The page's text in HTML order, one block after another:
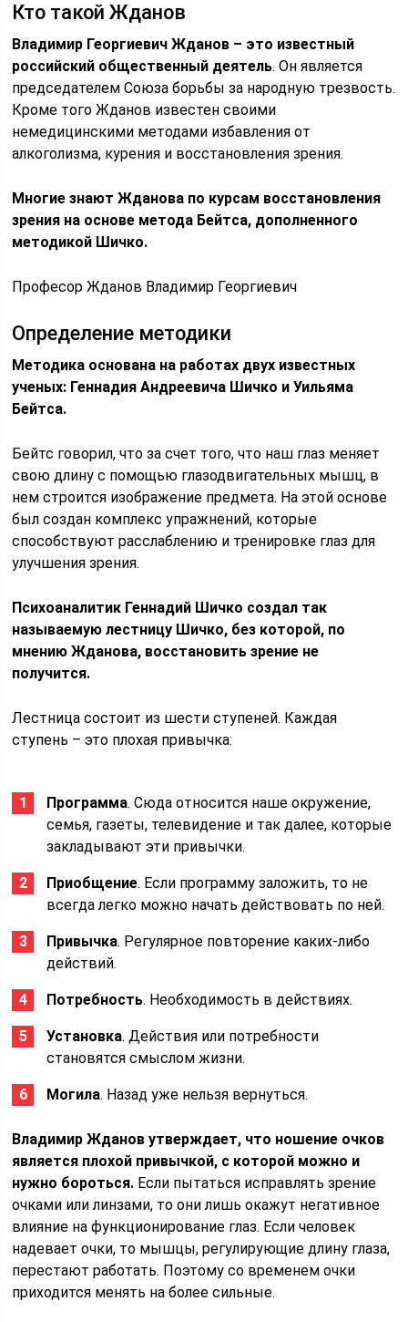
Кто такой Жданов
Владимир Георгиевич Жданов – это известный
российский общественный деятель. Он является
председателем Союза борьбы за народную трезвость.
Кроме того Жданов известен своими
немедицинскими методами избавления от
алкоголизма, курения и восстановления зрения.
Многие знают Жданова по курсам восстановления
зрения на основе метода Бейтса, дополненного
методикой Шичко.
Професор Жданов Владимир Георгиевич
Определение методики
Методика основана на работах двух известных
ученых: Геннадия Андреевича Шичко и Уильяма
Бейтса.
Бейтс говорил, что за счет того, что наш глаз меняет
свою длину с помощью глазодвигательных мышц, в
нем строится изображение предмета. На этой основе
был создан комплекс упражнений, которые
способствуют расслаблению и тренировке глаз для
улучшения зрения.
Психоаналитик Геннадий Шичко создал так
называемую лестницу Шичко, без которой, по
мнению Жданова, восстановить зрение не
получится.
Лестница состоит из шести ступеней. Каждая
ступень – это плохая привычка:
Программа. Сюда относится наше окружение,
семья, газеты, телевидение и так далее, которые
закладывают эти привычки.
Приобщение. Если программу заложить, то не
всегда легко можно начать действовать по ней.
Привычка. Регулярное повторение каких-либо
действий.
Потребность. Необходимость в действиях.
Установка. Действия или потребности
становятся смыслом жизни.
Могила. Назад уже нельзя вернуться.
Владимир Жданов утверждает, что ношение очков
является плохой привычкой, с которой можно и
нужно бороться. Если пытаться исправлять зрение
очками или линзами, то они лишь окажут негативное
влияние на функционирование глаз. Если человек
надевает очки, то мышцы, регулирующие длину глаза,
перестают работать. Поэтому со временем очки
приходится менять на более сильные.